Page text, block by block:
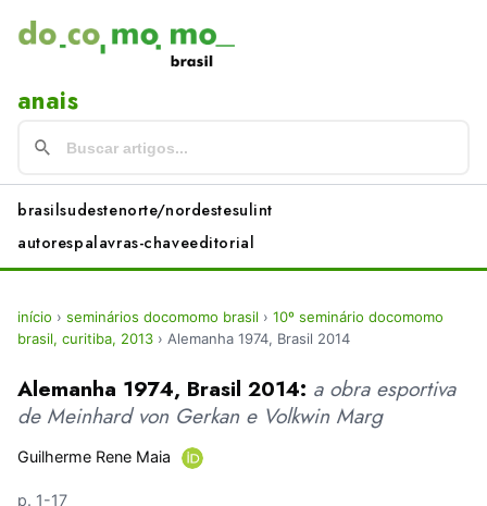
anais
brasilsudestenorte/nordestesulint
autorespalavras-chaveeditorial
início › seminários docomomo brasil › 10º seminário docomomo
brasil, curitiba, 2013 › Alemanha 1974, Brasil 2014
Alemanha 1974, Brasil 2014: a obra esportiva
de Meinhard von Gerkan e Volkwin Marg
Guilherme Rene Maia
p. 1-17